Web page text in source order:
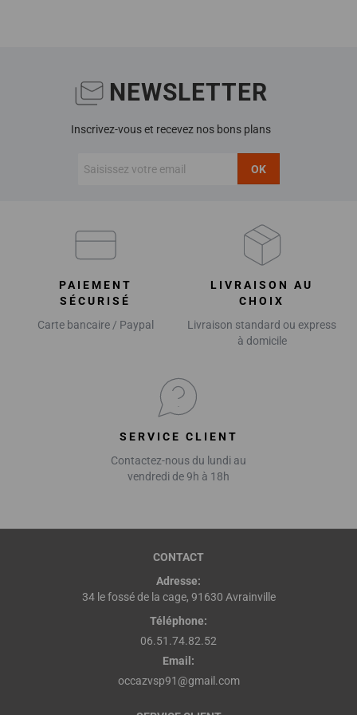
NEWSLETTER
Inscrivez-vous et recevez nos bons plans
OK
PAIEMENT
SÉCURISÉ
Carte bancaire / Paypal
LIVRAISON AU
CHOIX
Livraison standard ou express
à domicile
SERVICE CLIENT
Contactez-nous du lundi au
vendredi de 9h à 18h
CONTACT
Adresse:
34 le fossé de la cage, 91630 Avrainville
Téléphone:
06.51.74.82.52
Email:
occazvsp91@gmail.com